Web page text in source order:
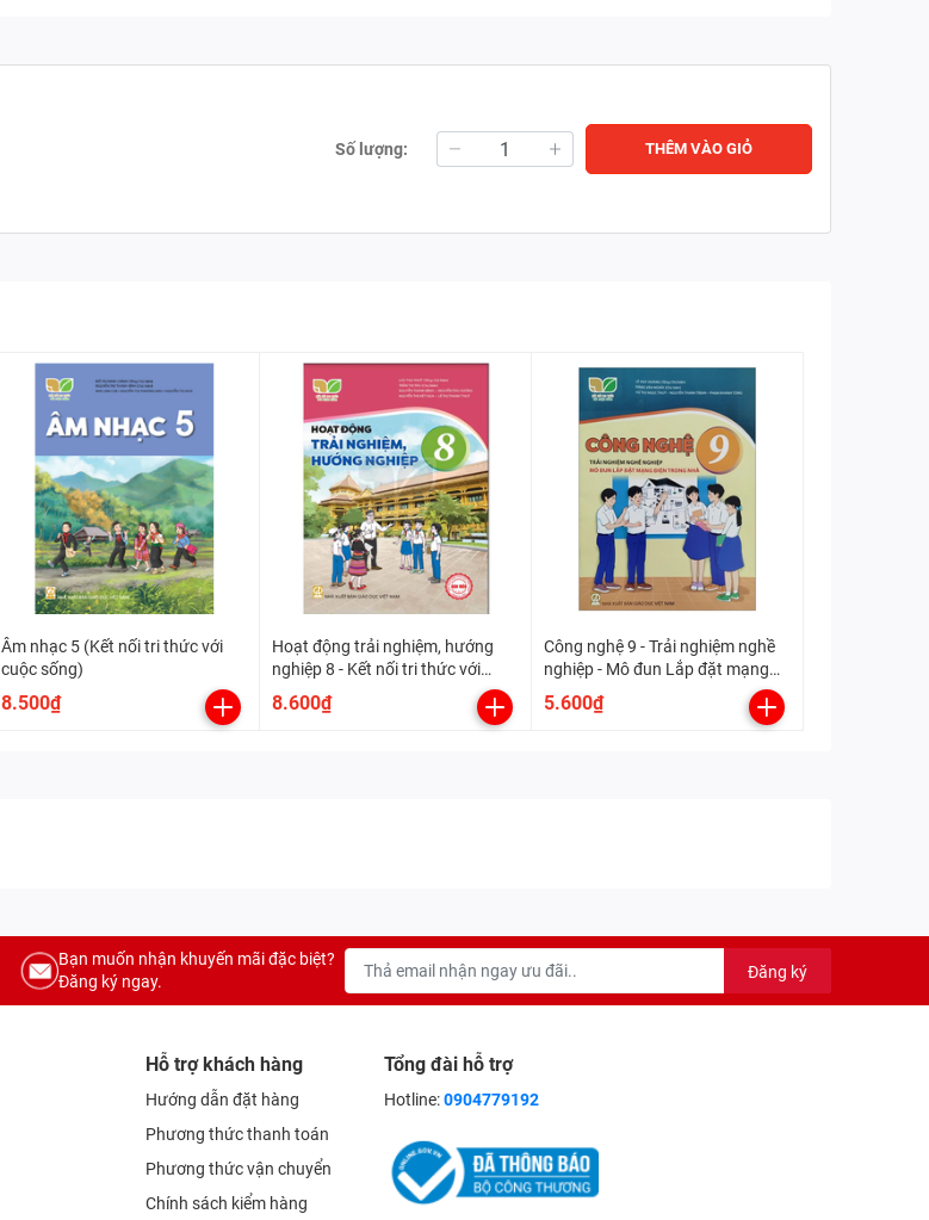
Số lượng: THÊM VÀO GIỎ
Âm nhạc 5 (Kết nối tri thức với
cuộc sống)
8.500₫
Hoạt động trải nghiệm, hướng
nghiệp 8 - Kết nối tri thức với
cuộc sống
8.600₫
Công nghệ 9 - Trải nghiệm nghề
nghiệp - Mô đun Lắp đặt mạng
điện trong nhà (Kết nối tri thức
với cuộc sống)
5.600₫
Bạn muốn nhận khuyến mãi đặc biệt?
Đăng ký ngay.
Đăng ký
Hỗ trợ khách hàng
Hướng dẫn đặt hàng
Phương thức thanh toán
Phương thức vận chuyển
Chính sách kiểm hàng
Tổng đài hỗ trợ
Hotline:0904779192